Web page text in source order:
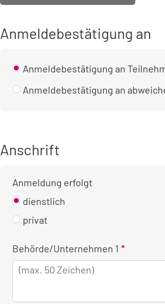
Anmeldebestätigung an
Anmeldebestätigung an
Anmeldebestätigung an
Anschrift
Anmeldung erfolgt
dienstlich
privat
Kontaktinformationen
für
die
Anmeldung
Behörde/Unternehmen 1